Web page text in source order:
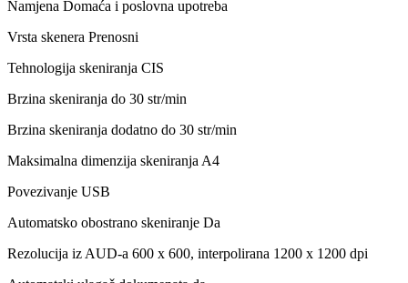
Namjena Domaća i poslovna upotreba
Vrsta skenera Prenosni
Tehnologija skeniranja CIS
Brzina skeniranja do 30 str/min
Brzina skeniranja dodatno do 30 str/min
Maksimalna dimenzija skeniranja A4
Povezivanje USB
Automatsko obostrano skeniranje Da
Rezolucija iz AUD-a 600 x 600, interpolirana 1200 x 1200 dpi